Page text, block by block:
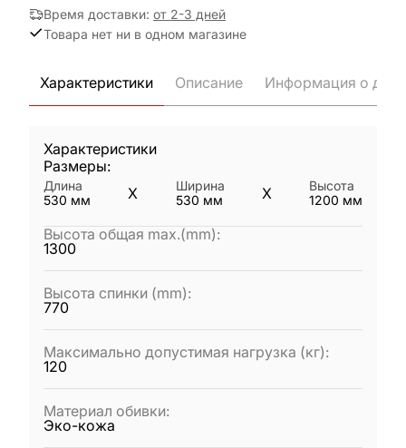
Время доставки: от 2-3 дней
Товара нет ни в одном магазине
Характеристики Описание Информация о
Характеристики
Размеры:
Длина
530 мм X
Ширина
530 мм X
Высота
1200 мм
Высота общая max.(mm):
1300
Высота спинки (mm):
770
Максимально допустимая нагрузка (кг):
120
Материал обивки:
Эко-кожа